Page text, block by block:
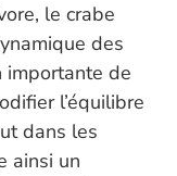
le crabe
des
importante de
l’équilibre
dans les
ainsi un